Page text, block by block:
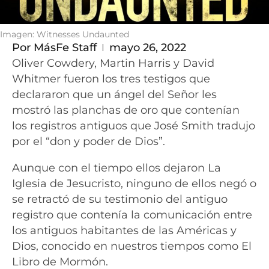
Imagen: Witnesses Undaunted
Por MásFe Staff
mayo 26, 2022
Oliver Cowdery, Martin Harris y David
Whitmer fueron los tres testigos que
declararon que un ángel del Señor les
mostró las planchas de oro que contenían
los registros antiguos que José Smith tradujo
por el “don y poder de Dios”.
Aunque con el tiempo ellos dejaron La
Iglesia de Jesucristo, ninguno de ellos negó o
se retractó de su testimonio del antiguo
registro que contenía la comunicación entre
los antiguos habitantes de las Américas y
Dios, conocido en nuestros tiempos como El
Libro de Mormón.